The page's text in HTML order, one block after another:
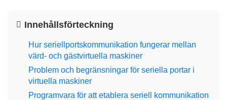
Innehållsförteckning
Hur seriellportskommunikation fungerar mellan
värd- och gästvirtuella maskiner
Problem och begränsningar för seriella portar i
virtuella maskiner
Programvara för att etablera seriell kommunikation